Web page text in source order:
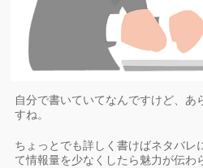
自分で書いていてなんですけど、あ
すね。
ちょっとでも詳しく書けばネタバレ
て情報量を少なくしたら魅力が伝わ